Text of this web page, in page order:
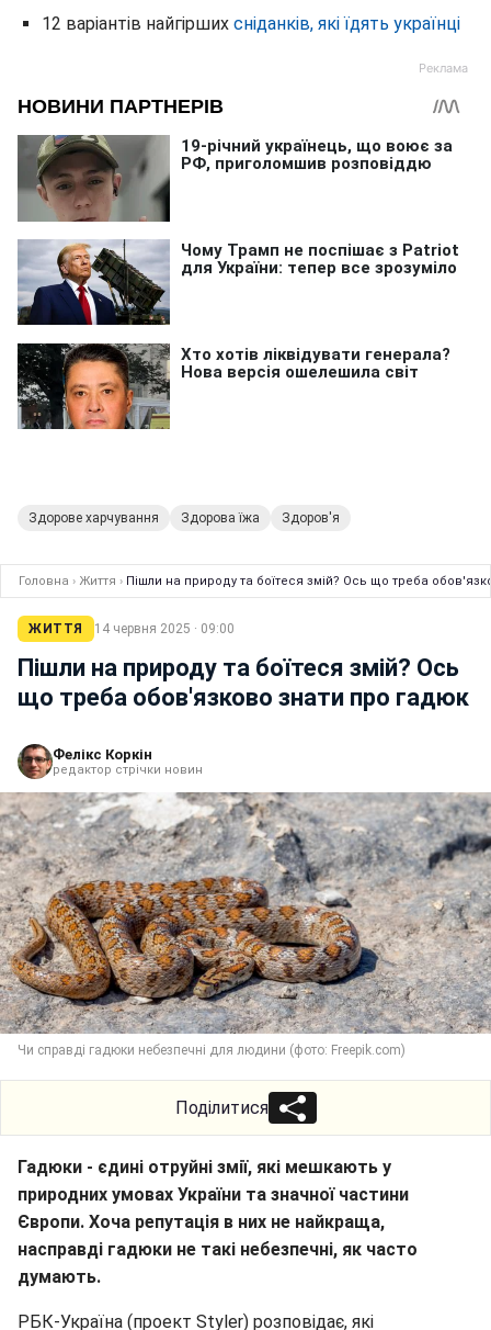
12 варіантів найгірших сніданків, які їдять українці
Здорове харчування Здорова їжа Здоров'я
Головна › Життя › Пішли на природу та боїтеся змій? Ось що треба
ЖИТТЯ 14 червня 2025 · 09:00
Пішли на природу та боїтеся змій? Ось
що треба обов'язково знати про гадюк
Фелікс Коркін
редактор стрічки новин
Чи справді гадюки небезпечні для людини (фото: Freepik.com)
Поділитися
Гадюки - єдині отруйні змії, які мешкають у
природних умовах України та значної частини
Європи. Хоча репутація в них не найкраща,
насправді гадюки не такі небезпечні, як часто
думають.
РБК-Україна (проект Styler) розповідає, які